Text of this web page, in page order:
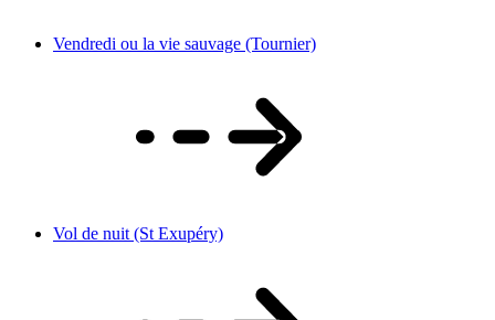
Vendredi ou la vie sauvage (Tournier)
Vol de nuit (St Exupéry)